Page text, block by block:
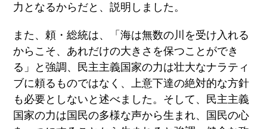
力となるからだと、説明しました。
また、頼・総統は、「海は無数の川を受け入れる
からこそ、あれだけの大きさを保つことができ
る」と強調、民主主義国家の力は壮大なナラティ
ブに頼るものではなく、上意下達の絶対的な方針
も必要としないと述べました。そして、民主主義
国家の力は国民の多様な声から生まれ、国民の心